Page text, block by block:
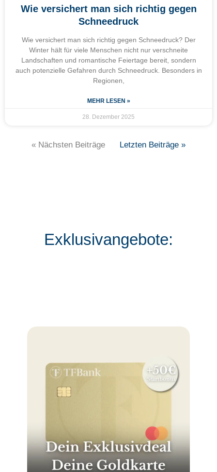
Wie versichert man sich richtig gegen
Schneedruck
Wie versichert man sich richtig gegen Schneedruck? Der
Winter hält für viele Menschen nicht nur verschneite
Landschaften und romantische Feiertage bereit, sondern
auch potenzielle Gefahren durch Schneedruck. Besonders in
Regionen,
MEHR LESEN »
28. Dezember 2025
« Nächsten Beiträge Letzten Beiträge »
Exklusivangebote: